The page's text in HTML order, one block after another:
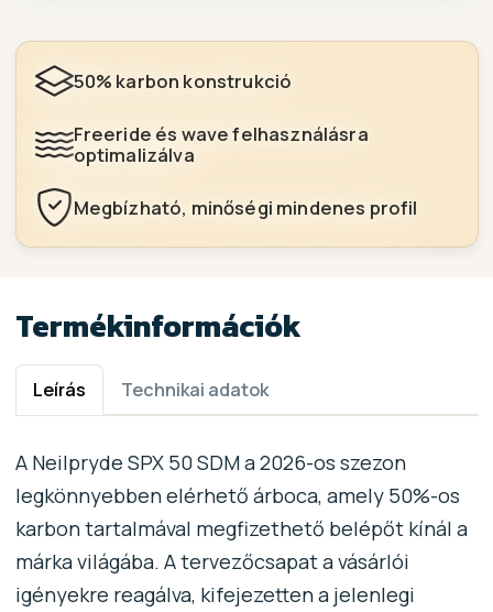
50% karbon konstrukció
Freeride és wave felhasználásra
optimalizálva
Megbízható, minőségi mindenes profil
Termékinformációk
Leírás Technikai adatok
A Neilpryde SPX 50 SDM a 2026-os szezon
legkönnyebben elérhető árboca, amely 50%-os
karbon tartalmával megfizethető belépőt kínál a
márka világába. A tervezőcsapat a vásárlói
igényekre reagálva, kifejezetten a jelenlegi